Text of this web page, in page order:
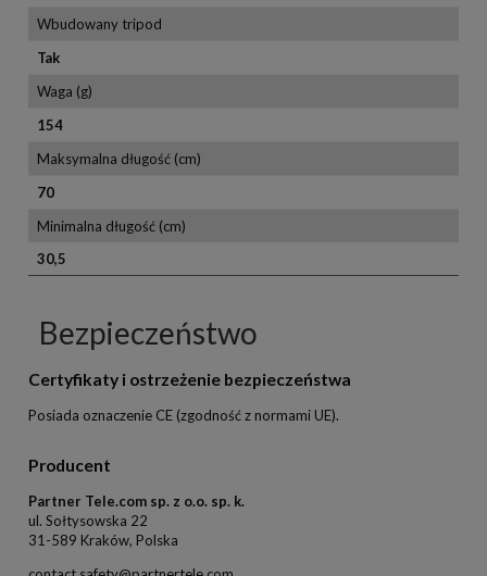
Wbudowany tripod
Tak
Waga (g)
154
Maksymalna długość (cm)
70
Minimalna długość (cm)
30,5
Bezpieczeństwo
Certyfikaty i ostrzeżenie bezpieczeństwa
Posiada oznaczenie CE (zgodność z normami UE).
Producent
Partner Tele.com sp. z o.o. sp. k.
ul. Sołtysowska 22
31-589 Kraków, Polska